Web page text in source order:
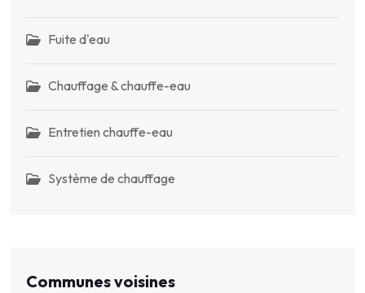
Fuite d'eau
Chauffage & chauffe-eau
Entretien chauffe-eau
Système de chauffage
Communes voisines